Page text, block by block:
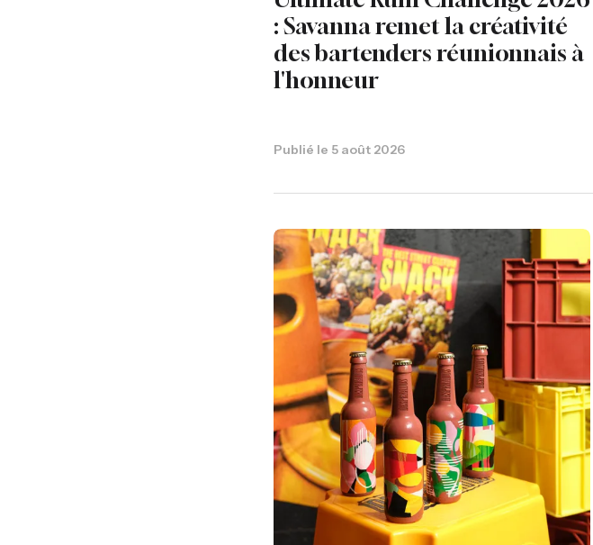
: Savanna remet la créativité
des bartenders réunionnais à
l'honneur
Publié le 5 août 2026